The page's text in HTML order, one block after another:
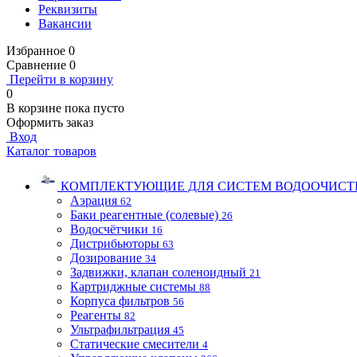
Реквизиты
Вакансии
Избранное 0
Сравнение 0
Перейти в корзину
0
В корзине пока пусто
Оформить заказ
Вход
Каталог товаров
КОМПЛЕКТУЮЩИЕ ДЛЯ СИСТЕМ
Аэрация 62
Баки реагентные (солевые) 26
Водосчётчики 16
Дистрибьюторы 63
Дозирование 34
Задвижки, клапан соленоидный 21
Картриджные системы 88
Корпуса фильтров 56
Реагенты 82
Ультрафильтрация 45
Статические смесители 4